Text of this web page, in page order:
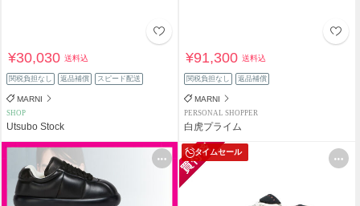
¥30,030送料込
関税負担なし 返品補償 スピード配送
MARNI
SHOP
Utsubo Stock
¥91,300送料込
関税負担なし 返品補償
MARNI
PERSONAL SHOPPER
白虎プライム
タイムセール